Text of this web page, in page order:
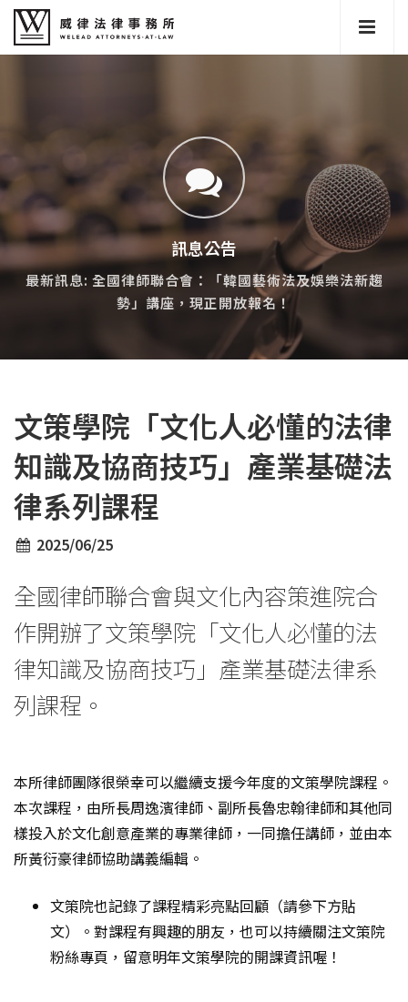
訊息公告
最新訊息: 全國律師聯合會：「韓國藝術法及娛樂法新趨
勢」講座，現正開放報名！
文策學院「文化人必懂的法律
知識及協商技巧」產業基礎法
律系列課程
2025/06/25
全國律師聯合會與文化內容策進院合
作開辦了文策學院「文化人必懂的法
律知識及協商技巧」產業基礎法律系
列課程。
本所律師團隊很榮幸可以繼續支援今年度的文策學院課程。
本次課程，由所長周逸濱律師、副所長魯忠翰律師和其他同
樣投入於文化創意產業的專業律師，一同擔任講師，並由本
所黃衍豪律師協助講義編輯。
文策院也記錄了課程精彩亮點回顧（請參下方貼
文）。對課程有興趣的朋友，也可以持續關注文策院
粉絲專頁，留意明年文策學院的開課資訊喔！